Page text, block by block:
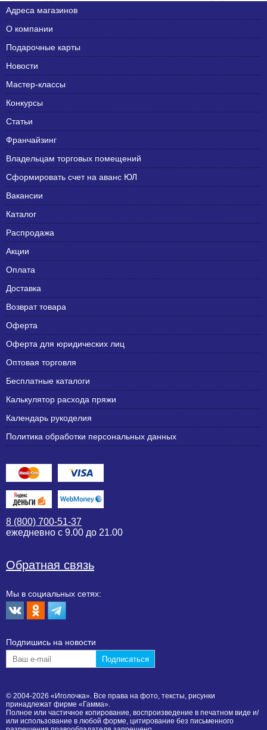
Адреса магазинов
О компании
Подарочные карты
Новости
Мастер-классы
Конкурсы
Статьи
Франчайзинг
Владельцам торговых помещений
Сформировать счет на аванс ЮЛ
Вакансии
Каталог
Распродажа
Акции
Оплата
Доставка
Возврат товара
Оферта
Оферта для юридических лиц
Оптовая торговля
Бесплатные каталоги
Калькулятор расхода пряжи
Календарь рукоделия
Политика обработки персональных данных
8 (800) 700-51-37
ежедневно с 9.00 до 21.00
Обратная связь
Мы в социальных сетях:
Подпишиcь на новости
© 2004-2026 «Иголочка». Все права на фото, тексты, рисунки
принадлежат фирме «Гамма».
Полное или частичное копирование, воспроизведение в печатном виде и/
или использование в любой форме, цитирование без письменного